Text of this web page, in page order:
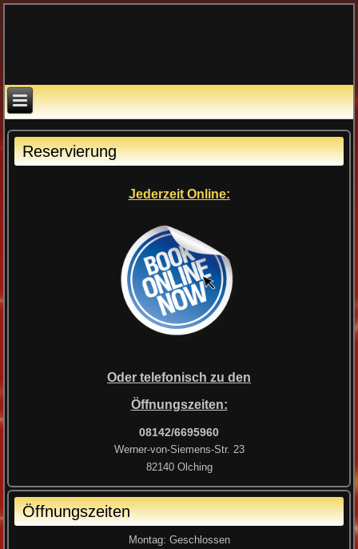
Reservierung
Jederzeit Online:
Oder telefonisch zu den
Öffnungszeiten:
08142/6695960
Werner-von-Siemens-Str. 23
82140 Olching
Öffnungszeiten
Montag: Geschlossen